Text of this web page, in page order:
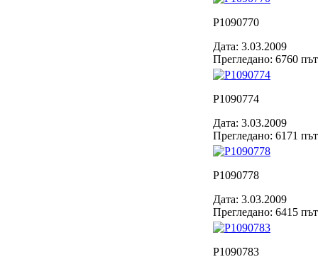
P1090770
Дата: 3.03.2009
Прегледано: 6760
P1090774
Дата: 3.03.2009
Прегледано: 6171
P1090778
Дата: 3.03.2009
Прегледано: 6415
P1090783